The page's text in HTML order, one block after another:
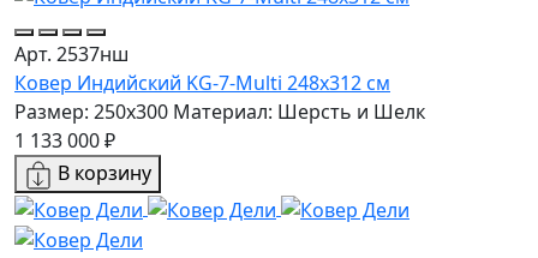
Арт. 2537нш
Ковер Индийский KG-7-Multi 248x312 см
Размер: 250x300 Материал: Шерсть и Шелк
1 133 000 ₽
В корзину